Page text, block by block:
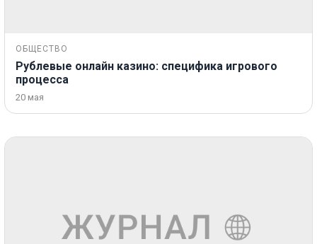
ОБЩЕСТВО
Рублевые онлайн казино: специфика игрового
процесса
20 мая